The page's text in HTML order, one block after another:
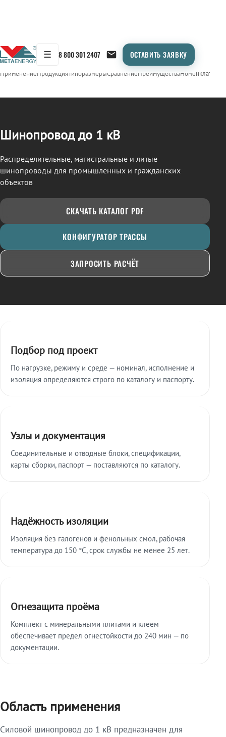
☰ 8 800 301 2407 ОСТАВИТЬ ЗАЯВКУ
← Продукция/ШИНОПРОВОД
ПрименениеПродукцияТипоразмерыСравнениеПреимуществаНоменклатура
Шинопровод до 1 кВ
Распределительные, магистральные и литые
шинопроводы для промышленных и гражданских
объектов
СКАЧАТЬ КАТАЛОГ PDF
КОНФИГУРАТОР ТРАССЫ
ЗАПРОСИТЬ РАСЧЁТ
Подбор под проект
По нагрузке, режиму и среде — номинал, исполнение и
изоляция определяются строго по каталогу и паспорту.
Узлы и документация
Соединительные и отводные блоки, спецификации,
карты сборки, паспорт — поставляются по каталогу.
Надёжность изоляции
Изоляция без галогенов и фенольных смол, рабочая
температура до 150 °C, срок службы не менее 25 лет.
Огнезащита проёма
Комплект с минеральными плитами и клеем
обеспечивает предел огнестойкости до 240 мин — по
документации.
Область применения
Силовой шинопровод до 1 кВ предназначен для